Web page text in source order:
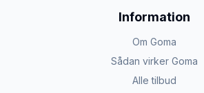
Information
Om Goma
Sådan virker Goma
Alle tilbud